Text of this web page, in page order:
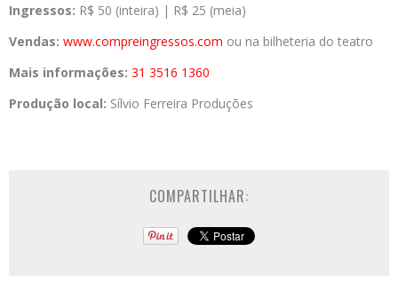
Ingressos: R$ 50 (inteira) | R$ 25 (meia)
Vendas: www.compreingressos.com ou na bilheteria do teatro
Mais informações: 31 3516 1360
Produção local: Sílvio Ferreira Produções
COMPARTILHAR: